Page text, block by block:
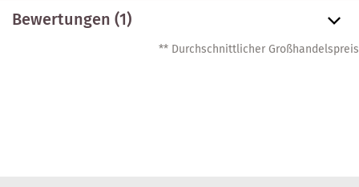
Bewertungen (1)
** Durchschnittlicher Großhandelspreis